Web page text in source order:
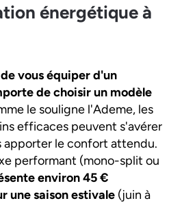
énergétique à
vous équiper d'un
de choisir un modèle
le souligne l'Ademe, les
efficaces peuvent s'avérer
apporter le confort attendu.
performant (mono-split ou
environ 45 €
une saison estivale (juin à